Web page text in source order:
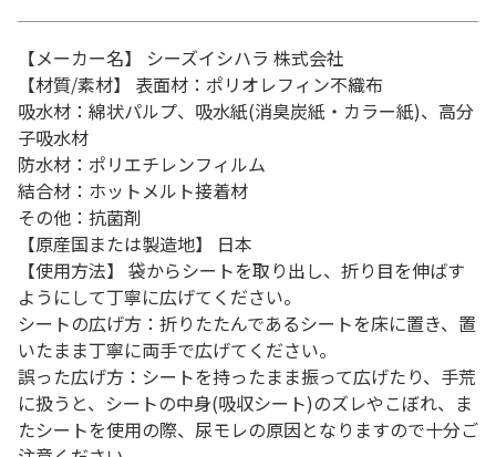
【メーカー名】 シーズイシハラ 株式会社
【材質/素材】 表面材：ポリオレフィン不織布
吸水材：綿状パルプ、吸水紙(消臭炭紙・カラー紙)、高分
子吸水材
防水材：ポリエチレンフィルム
結合材：ホットメルト接着材
その他：抗菌剤
【原産国または製造地】 日本
【使用方法】 袋からシートを取り出し、折り目を伸ばす
ようにして丁寧に広げてください。
シートの広げ方：折りたたんであるシートを床に置き、置
いたまま丁寧に両手で広げてください。
誤った広げ方：シートを持ったまま振って広げたり、手荒
に扱うと、シートの中身(吸収シート)のズレやこぼれ、ま
たシートを使用の際、尿モレの原因となりますので十分ご